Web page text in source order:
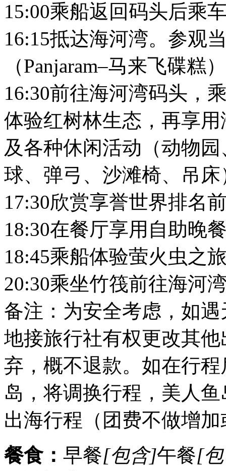
15:00乘船返回码头后乘
16:15抵达海河湾。参观
（Panjaram–马来飞碟糕
16:30前往海河湾码头，
体验红树林生态，再享
及各种休闲活动（动物
球、弹弓、沙滩椅、吊床
17:30欣赏享誉世界排名
18:30在餐厅享用自助晚
18:45乘船体验萤火虫之
20:30乘坐竹筏前往海河
备注：为安全考虑，如
地接旅行社有权更改其
弃，概不退款。如在行
岛，将调换行程，美人
出海行程（团费不做增
餐食： 早餐[包含]午餐[